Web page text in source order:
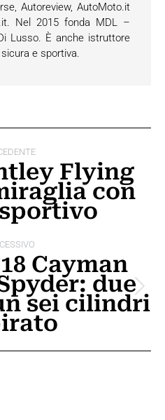
Autoreview, AutoMoto.it
Nel 2015 fonda MDL –
Lusso. È anche istruttore
e sportiva.
Post
precedente:
Flying
con
Prossimo
post:
Cayman
due
sei cilindri